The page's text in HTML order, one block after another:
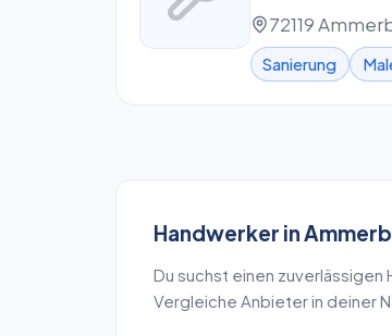
72119
Sanierung
Handwerker in
Du suchst einen zuverlässigen
Vergleiche Anbieter in deiner